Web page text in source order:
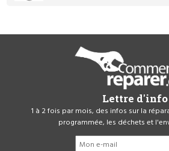
Lettre d'info
1 à 2 fois par mois, des infos sur la
programmée, les déchets et